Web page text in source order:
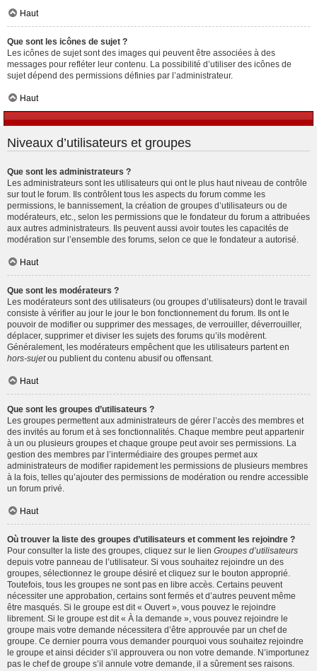
Haut
Que sont les icônes de sujet ?
Les icônes de sujet sont des images qui peuvent être associées à des
messages pour refléter leur contenu. La possibilité d’utiliser des icônes de
sujet dépend des permissions définies par l’administrateur.
Haut
Niveaux d’utilisateurs et groupes
Que sont les administrateurs ?
Les administrateurs sont les utilisateurs qui ont le plus haut niveau de contrôle
sur tout le forum. Ils contrôlent tous les aspects du forum comme les
permissions, le bannissement, la création de groupes d’utilisateurs ou de
modérateurs, etc., selon les permissions que le fondateur du forum a attribuées
aux autres administrateurs. Ils peuvent aussi avoir toutes les capacités de
modération sur l’ensemble des forums, selon ce que le fondateur a autorisé.
Haut
Que sont les modérateurs ?
Les modérateurs sont des utilisateurs (ou groupes d’utilisateurs) dont le travail
consiste à vérifier au jour le jour le bon fonctionnement du forum. Ils ont le
pouvoir de modifier ou supprimer des messages, de verrouiller, déverrouiller,
déplacer, supprimer et diviser les sujets des forums qu’ils modèrent.
Généralement, les modérateurs empêchent que les utilisateurs partent en
hors-sujetou publient du contenu abusif ou offensant.
Haut
Que sont les groupes d’utilisateurs ?
Les groupes permettent aux administrateurs de gérer l’accès des membres et
des invités au forum et à ses fonctionnalités. Chaque membre peut appartenir
à un ou plusieurs groupes et chaque groupe peut avoir ses permissions. La
gestion des membres par l’intermédiaire des groupes permet aux
administrateurs de modifier rapidement les permissions de plusieurs membres
à la fois, telles qu’ajouter des permissions de modération ou rendre accessible
un forum privé.
Haut
Où trouver la liste des groupes d’utilisateurs et comment les rejoindre ?
Pour consulter la liste des groupes, cliquez sur le lien Groupes d’utilisateurs
depuis votre panneau de l’utilisateur. Si vous souhaitez rejoindre un des
groupes, sélectionnez le groupe désiré et cliquez sur le bouton approprié.
Toutefois, tous les groupes ne sont pas en libre accès. Certains peuvent
nécessiter une approbation, certains sont fermés et d’autres peuvent même
être masqués. Si le groupe est dit « Ouvert », vous pouvez le rejoindre
librement. Si le groupe est dit « À la demande », vous pouvez rejoindre le
groupe mais votre demande nécessitera d’être approuvée par un chef de
groupe. Ce dernier pourra vous demander pourquoi vous souhaitez rejoindre
le groupe et ainsi décider s’il approuvera ou non votre demande. N’importunez
pas le chef de groupe s’il annule votre demande, il a sûrement ses raisons.